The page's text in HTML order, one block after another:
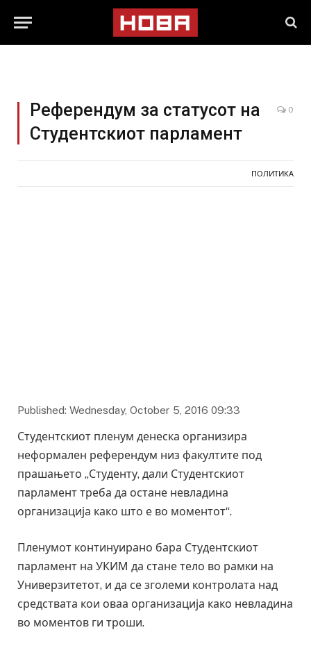
Референдум за статусот на
Студентскиот парламент
0
ПОЛИТИКА
Published: Wednesday, October 5, 2016 09:33
Студентскиот пленум денеска организира
неформален референдум низ факултите под
прашањето „Студенту, дали Студентскиот
парламент треба да остане невладина
организација како што е во моментот“.
Пленумот континуирано бара Студентскиот
парламент на УКИМ да стане тело во рамки на
Универзитетот, и да се зголеми контролата над
средствата кои оваа организација како невладина
во моментов ги троши.